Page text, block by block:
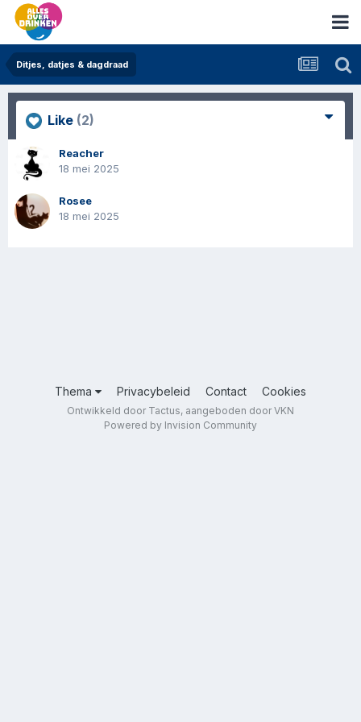
Ditjes, datjes & dagdraad
Like (2)
Reacher
18 mei 2025
Rosee
18 mei 2025
Thema Privacybeleid Contact Cookies
Ontwikkeld door Tactus, aangeboden door VKN
Powered by Invision Community